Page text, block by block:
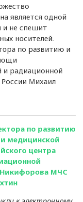
является одной
и не спешит
носителей.
по развитию и
и радиационной
Михаил
по развитию
медицинской
центра
МЧС